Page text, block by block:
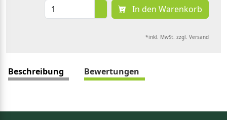
In den Warenkorb
*inkl. MwSt. zzgl. Versand
Beschreibung Bewertungen